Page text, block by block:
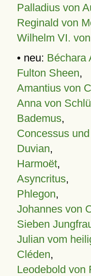
Palladius von
Reginald von
Wilhelm VI.
• neu: Béchara
Fulton Sheen,
Amantius von
Anna von
Bademus,
Concessus
Duvian,
Harmoët,
Asyncritus,
Phlegon,
Johannes von
Sieben
Julian vom
Cléden,
Leodebold von